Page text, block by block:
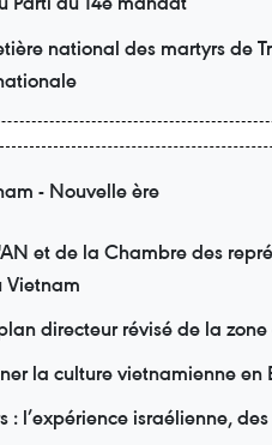
national des martyrs de
- Nouvelle ère
et de la Chambre des
Vietnam
directeur révisé de la
la culture vietnamienne en
: l’expérience israélienne,